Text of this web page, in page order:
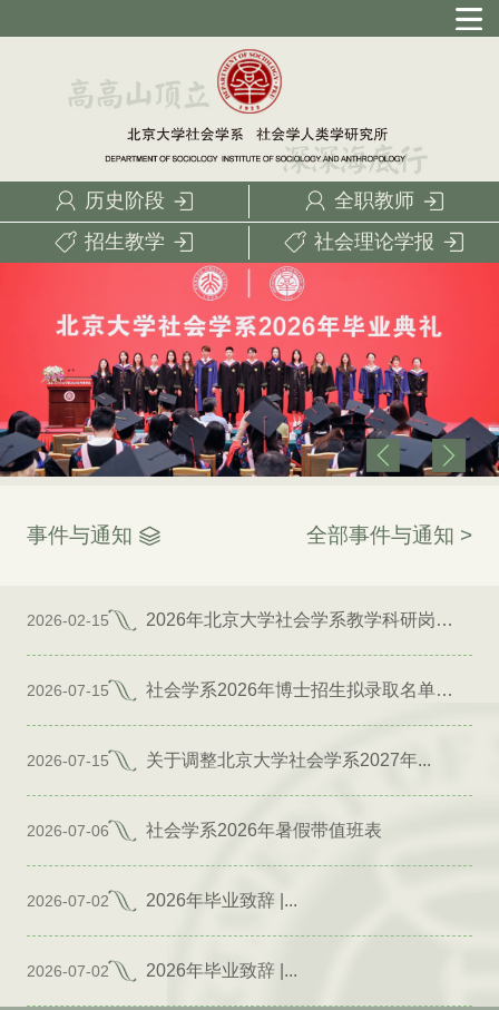
历史阶段
全职教师
招生教学
社会理论学报
事件与通知 全部事件与通知 >
2026-02-15 2026年北京大学社会学系教学科研岗位招聘启事
2026-07-15 社会学系2026年博士招生拟录取名单公示（专项）
2026-07-15 关于调整北京大学社会学系2027年...
2026-07-06 社会学系2026年暑假带值班表
2026-07-02 2026年毕业致辞 |...
2026-07-02 2026年毕业致辞 |...